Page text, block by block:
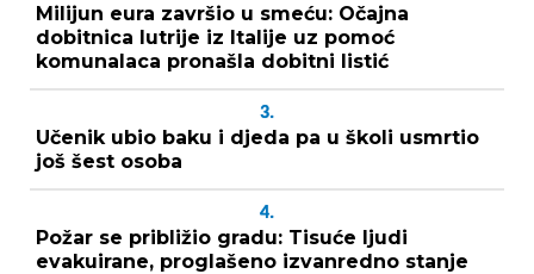
Milijun eura završio u smeću: Očajna
dobitnica lutrije iz Italije uz pomoć
komunalaca pronašla dobitni listić
3.
Učenik ubio baku i djeda pa u školi usmrtio
još šest osoba
4.
Požar se približio gradu: Tisuće ljudi
evakuirane, proglašeno izvanredno stanje